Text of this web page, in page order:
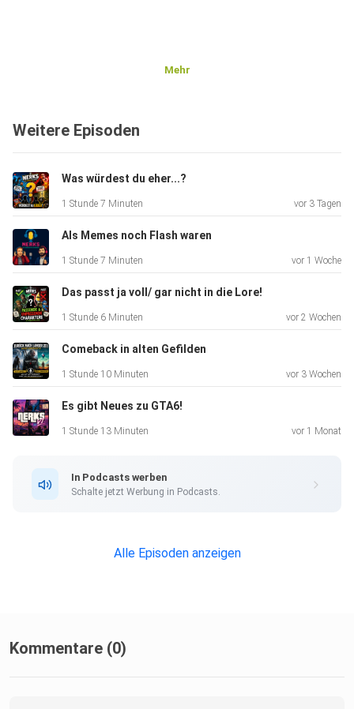
Mehr
Weitere Episoden
Was würdest du eher...?
1 Stunde 7 Minuten vor 3 Tagen
Als Memes noch Flash waren
1 Stunde 7 Minuten vor 1 Woche
Das passt ja voll/ gar nicht in die Lore!
1 Stunde 6 Minuten vor 2 Wochen
Comeback in alten Gefilden
1 Stunde 10 Minuten vor 3 Wochen
Es gibt Neues zu GTA6!
1 Stunde 13 Minuten vor 1 Monat
In Podcasts werben
Schalte jetzt Werbung in Podcasts.
Alle Episoden anzeigen
Kommentare (0)